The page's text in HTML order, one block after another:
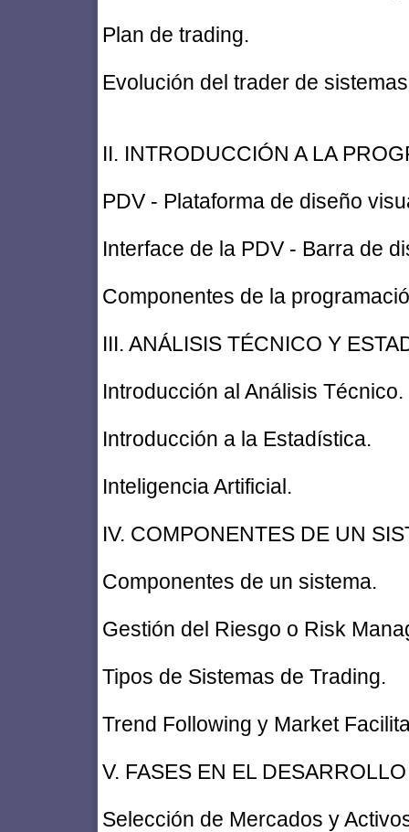
Plan de trading.
Evolución del trader de
II. INTRODUCCIÓN A LA
PDV - Plataforma de diseño
Interface de la PDV - Barra de
Componentes de la
III. ANÁLISIS TÉCNICO Y
Introducción al Análisis Técnico.
Introducción a la Estadística.
Inteligencia Artificial.
IV. COMPONENTES DE UN
Componentes de un sistema.
Gestión del Riesgo o Risk
Tipos de Sistemas de Trading.
Trend Following y Market
V. FASES EN EL
Selección de Mercados y